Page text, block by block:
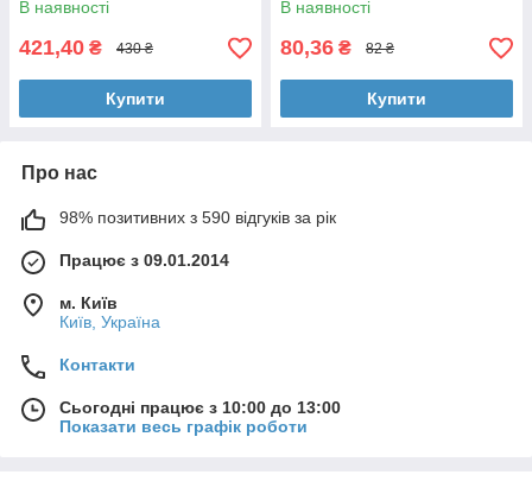
В наявності
421,40 ₴ 430 ₴
Купити
В наявності
80,36 ₴ 82 ₴
Купити
Про нас
98% позитивних з 590 відгуків за рік
Працює з 09.01.2014
м. Київ
Київ, Україна
Контакти
Сьогодні працює з 10:00 до 13:00
Показати весь графік роботи